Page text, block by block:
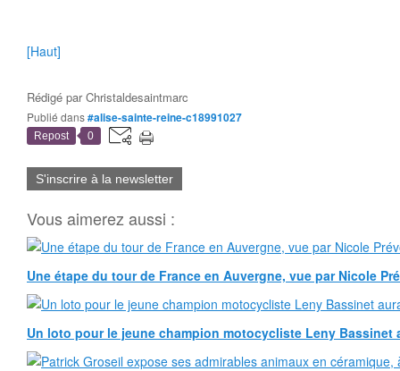
[Haut]
Rédigé parChristaldesaintmarc
Publié dans#alise-sainte-reine-c18991027
Repost 0
S'inscrire à la newsletter
Vous aimerez aussi :
Une étape du tour de France en Auvergne, vue par Nicole
Un loto pour le jeune champion motocycliste Leny Bassinet